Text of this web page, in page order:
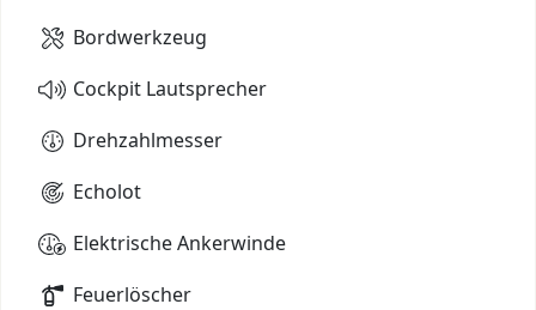
Bordwerkzeug
Cockpit Lautsprecher
Drehzahlmesser
Echolot
Elektrische Ankerwinde
Feuerlöscher